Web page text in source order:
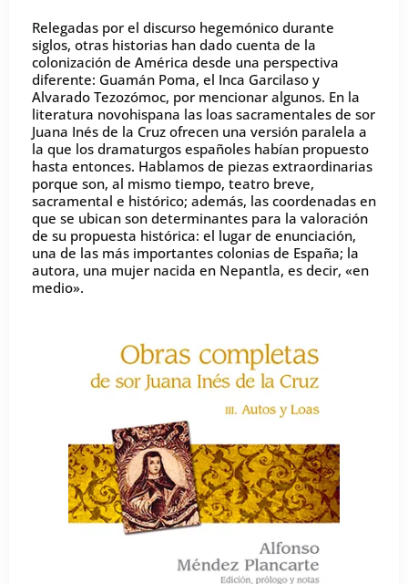
Relegadas por el discurso hegemónico durante
siglos, otras historias han dado cuenta de la
colonización de América desde una perspectiva
diferente: Guamán Poma, el Inca Garcilaso y
Alvarado Tezozómoc, por mencionar algunos. En la
literatura novohispana las loas sacramentales de sor
Juana Inés de la Cruz ofrecen una versión paralela a
la que los dramaturgos españoles habían propuesto
hasta entonces. Hablamos de piezas extraordinarias
porque son, al mismo tiempo, teatro breve,
sacramental e histórico; además, las coordenadas en
que se ubican son determinantes para la valoración
de su propuesta histórica: el lugar de enunciación,
una de las más importantes colonias de España; la
autora, una mujer nacida en Nepantla, es decir, «en
medio».